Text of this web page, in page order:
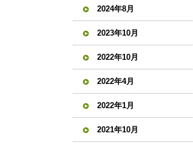
2024年8月
2023年10月
2022年10月
2022年4月
2022年1月
2021年10月